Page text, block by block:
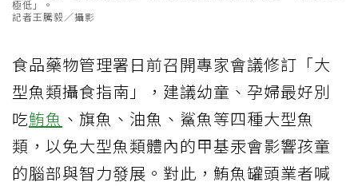
極低」。
記者王騰毅／攝影
食品藥物管理署日前召開專家會議修訂「大
型魚類攝食指南」，建議幼童、孕婦最好別
吃鮪魚 、旗魚、油魚、鯊魚等四種大型魚
類，以免大型魚類體內的甲基汞會影響孩童
的腦部與智力發展。對此，鮪魚罐頭業者喊